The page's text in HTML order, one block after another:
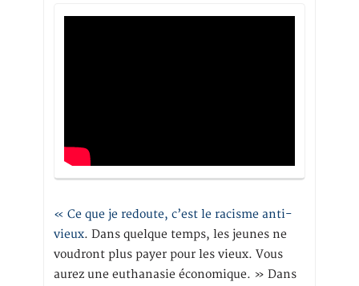
« Ce que je redoute, c’est le racisme anti-
vieux. Dans quelque temps, les jeunes ne
voudront plus payer pour les vieux. Vous
aurez une euthanasie économique. » Dans